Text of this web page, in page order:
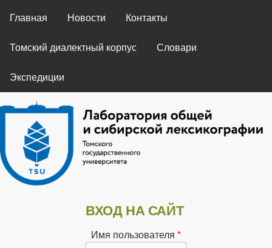
ГЛАВНОЕ МЕНЮ
Главная Новости Контакты
Томский диалектный корпус Словари
Экспедиции
Лаборатория
ВХОД НА САЙТ
Имя пользователя *